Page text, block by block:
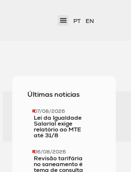
PT EN
Últimas notícias
07/08/2026
Lei da Igualdade
Salarial exige
relatório ao MTE
até 31/8
06/08/2026
Revisão tarifária
no saneamento é
tema de consulta